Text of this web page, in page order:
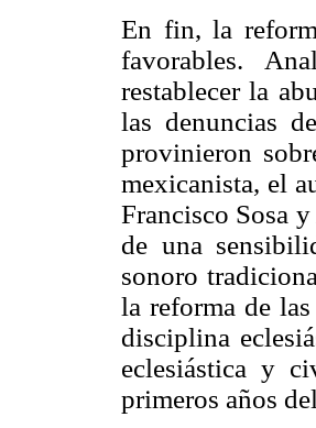
En fin, la
favorables.
restablecer la
las denuncias
provinieron
mexicanista, el
Francisco Sosa
de una
sonoro
la reforma de
disciplina
eclesiástica y
primeros años